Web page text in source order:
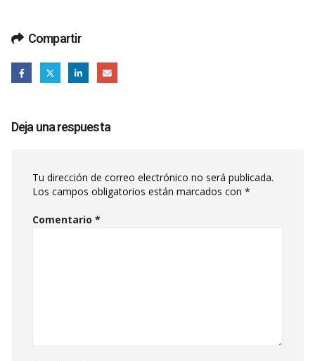
Compartir
Deja una respuesta
Tu dirección de correo electrónico no será publicada.
Los campos obligatorios están marcados con *
Comentario *